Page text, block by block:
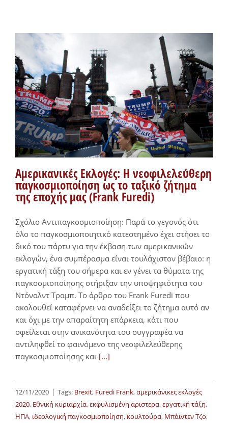
Αμερικανικές Εκλογές: H νεοφιλελεύθερη
παγκοσμιοποίηση ως το ταξικό ζήτημα
της εποχής μας (Frank Furedi)
Σχόλιο Αντιπαγκοσμιοποίηση: Παρά το γεγονός ότι
όλο το παγκοσμιοποιητικό κατεστημένο έχει στήσει το
δικό του πάρτυ για την έκβαση των αμερικανικών
εκλογών, ένα συμπέρασμα είναι τουλάχιστον βέβαιο: η
εργατική τάξη του σήμερα και εν γένει τα θύματα της
παγκοσμιοποίησης στήριξαν την υποψηφιότητα του
Ντόναλντ Τραμπ. Το άρθρο του Frank Furedi που
ακολουθεί καταφέρνει να αναδείξει το ζήτημα αυτό αν
και όχι με την απαραίτητη επάρκεια, κάτι που
οφείλεται στην ανικανότητα του συγγραφέα να
αντιληφθεί το φαινόμενο της νεοφιλελεύθερης
παγκοσμιοποίησης και [...]
12/11/2020 | Tags: Brexit, Furedi Frank,αμερικάνικες εκλογές
2020, Εθνική κυριαρχία,εκφυλισμένη αριστερα,εργατική τάξη,
ΗΠΑ, ιδεολογική παγκοσμιοποίηση, κουλτούρα, Μπάιντεν Τζο,